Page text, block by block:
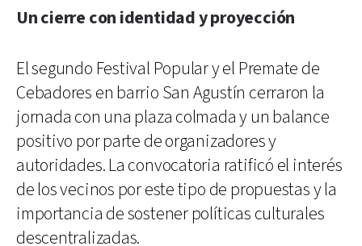
Un cierre con identidad y proyección
El segundo Festival Popular y el Premate de
Cebadores en barrio San Agustín cerraron la
jornada con una plaza colmada y un balance
positivo por parte de organizadores y
autoridades. La convocatoria ratificó el interés
de los vecinos por este tipo de propuestas y la
importancia de sostener políticas culturales
descentralizadas.